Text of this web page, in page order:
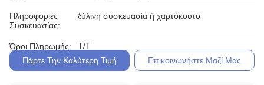
Πληροφορίες
Συσκευασίας:
ξύλινη συσκευασία ή χαρτόκουτο
Όροι Πληρωμής:
Τ/Τ
Πάρτε Την Καλύτερη Τιμή
Επικοινωνήστε Μαζί Μας